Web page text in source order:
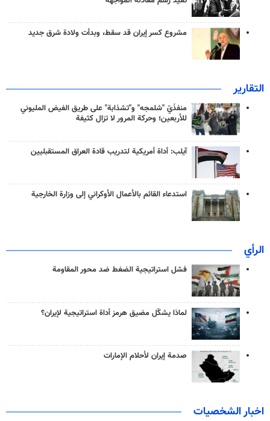
مشروع كسر إيران قد سقط، وبدأت ولادة شرق جديد
التقارير
منفذَيّ "شلمجه" و"تشذابة" على طريق الفيض المليوني
للأربعين؛ وحركة المرور لا تزال كثيفة
آيلب: أداة أمريكية لتدريب قادة العراق المستقبليين
استدعاء القائم بالأعمال الأوكراني إلى وزارة الخارجية
الرأي
فشل استراتيجية الضغط ضد محور المقاومة
لماذا يشكّل مضيق هرمز أداة استراتيجية لإيران؟
صدمة إيران لأحلام الإمارات
اخبار الشخصيات